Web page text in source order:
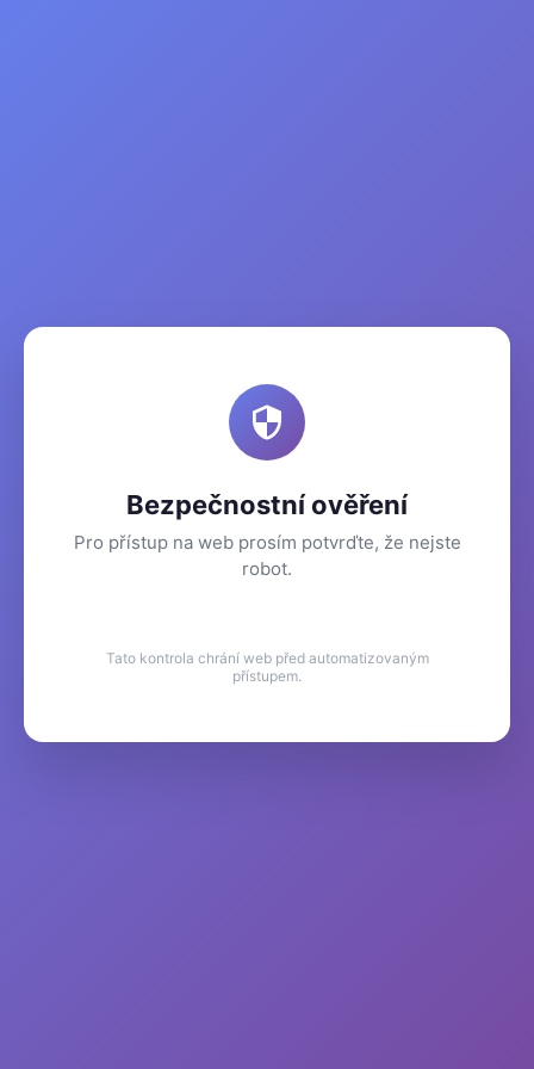
Bezpečnostní ověření
Pro přístup na web prosím potvrďte, že nejste
robot.
Tato kontrola chrání web před automatizovaným
přístupem.